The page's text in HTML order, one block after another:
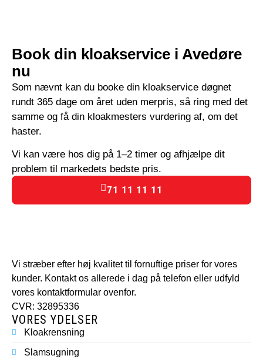
Book din kloakservice i Avedøre
nu
Som nævnt kan du booke din kloakservice døgnet
rundt 365 dage om året uden merpris, så ring med det
samme og få din kloakmesters vurdering af, om det
haster.
Vi kan være hos dig på 1–2 timer og afhjælpe dit
problem til markedets bedste pris.
71 11 11 11
Vi stræber efter høj kvalitet til fornuftige priser for vores
kunder. Kontakt os allerede i dag på telefon eller udfyld
vores kontaktformular ovenfor.
CVR: 32895336
VORES YDELSER
Kloakrensning
Slamsugning